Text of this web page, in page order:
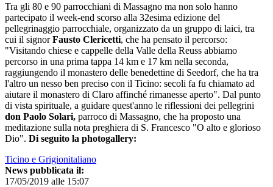
Tra gli 80 e 90 parrocchiani di Massagno ma non solo hanno
partecipato il week-end scorso alla 32esima edizione del
pellegrinaggio parrocchiale, organizzato da un gruppo di laici, tra
cui il signorFausto Clericetti, che ha pensato il percorso:
"Visitando chiese e cappelle della Valle della Reuss abbiamo
percorso in una prima tappa 14 km e 17 km nella seconda,
raggiungendo il monastero delle benedettine di Seedorf, che ha tra
l'altro un nesso ben preciso con il Ticino: secoli fa fu chiamato ad
aiutare il monastero di Claro affinché rimanesse aperto". Dal punto
di vista spirituale, a guidare quest'anno le riflessioni dei pellegrini
don Paolo Solari, parroco di Massagno, che ha proposto una
meditazione sulla nota preghiera di S. Francesco "O alto e glorioso
Dio". Di seguito la photogallery:
Ticino e Grigionitaliano
News pubblicata il:
17/05/2019 alle 15:07